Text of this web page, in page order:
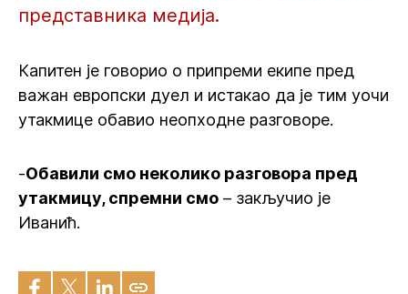
представника медија.
Капитен је говорио о припреми екипе пред
важан европски дуел и истакао да је тим уочи
утакмице обавио неопходне разговоре.
-Обавили смо неколико разговора пред
утакмицу, спремни смо – закључио је
Иванић.